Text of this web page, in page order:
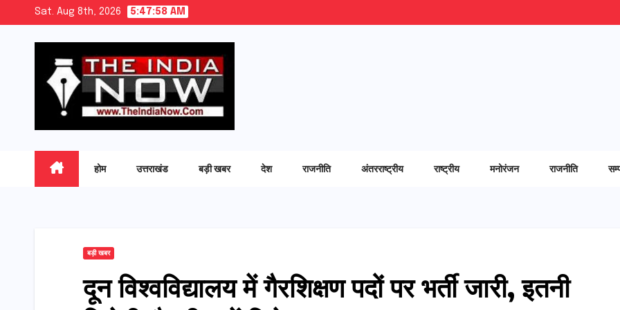
Sat. Aug 8th, 2026 5:47:59 AM
होम उत्तराखंड बड़ी खबर देश राजनीति अंतरराष्ट्रीय राष्ट्रीय मनोरंजन राजनीति
बड़ी खबर
दून विश्वविद्यालय में गैरशिक्षण पदों पर भर्ती जारी, इतनी